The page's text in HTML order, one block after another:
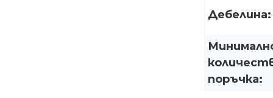
Дебелина:
поръчка: